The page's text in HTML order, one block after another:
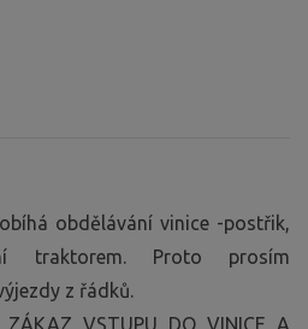
obdělávání vinice -postřik,
traktorem. Proto prosím
z řádků.
VSTUPU DO VINICE A